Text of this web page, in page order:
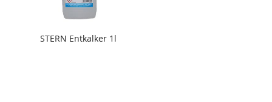
STERN Entkalker 1l